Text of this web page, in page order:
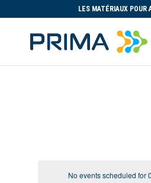
LES MATÉRIAUX POUR
No events scheduled for